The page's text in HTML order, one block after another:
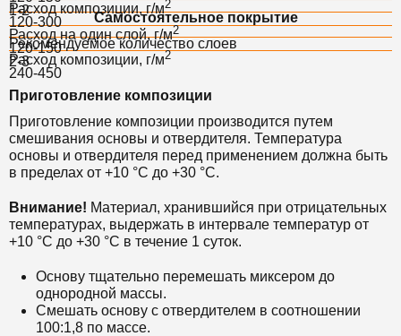
1-2
Расход композиции, г/м2
120-300
Самостоятельное покрытие
Расход на один слой, г/м2
120-150
Рекомендуемое количество слоев
2-3
Расход композиции, г/м2
240-450
Приготовление композиции
Приготовление композиции производится путем
смешивания основы и отвердителя. Температура
основы и отвердителя перед применением должна быть
в пределах от +10 °С до +30 °С.
Внимание! Материал, хранившийся при отрицательных
температурах, выдержать в интервале температур от
+10 °С до +30 °С в течение 1 суток.
Основу тщательно перемешать миксером до
однородной массы.
Смешать основу с отвердителем в соотношении
100:1,8 по массе.